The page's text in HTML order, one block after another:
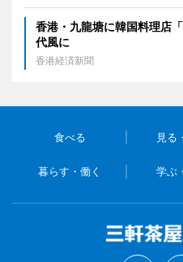
香港・九龍塘に韓国料理店
代風に
香港経済新聞
食べる 見る
暮らす・働く 学ぶ